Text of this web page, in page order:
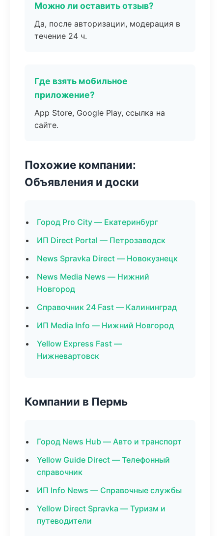
Можно ли оставить отзыв?
Да, после авторизации, модерация в
течение 24 ч.
Где взять мобильное
приложение?
App Store, Google Play, ссылка на
сайте.
Похожие компании:
Объявления и доски
Город Pro City — Екатеринбург
ИП Direct Portal — Петрозаводск
News Spravka Direct — Новокузнецк
News Media News — Нижний
Новгород
Справочник 24 Fast — Калининград
ИП Media Info — Нижний Новгород
Yellow Express Fast —
Нижневартовск
Компании в Пермь
Город News Hub — Авто и транспорт
Yellow Guide Direct — Телефонный
справочник
ИП Info News — Справочные службы
Yellow Direct Spravka — Туризм и
путеводители